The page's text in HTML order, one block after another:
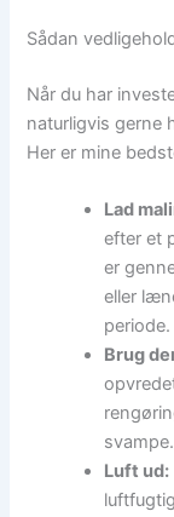
Sådan
Når du har
naturligvis gerne
Her er mine
Lad
efter et
er
eller
periode.
Brug
svampe.
Luft ud: